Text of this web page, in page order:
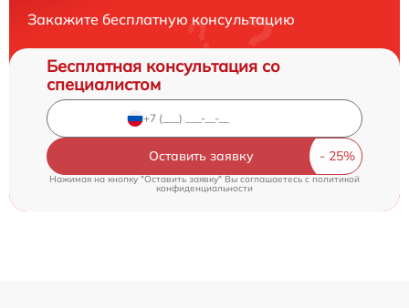
Закажите бесплатную консультацию
Бесплатная консультация со
специалистом
Оставить заявку
Нажимая на кнопку "Оставить заявку" Вы соглашаетесь cполитикой
конфиденциальности